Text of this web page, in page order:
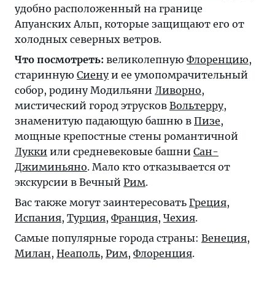
удобно расположенный на границе
Апуанских Альп, которые защищают его от
холодных северных ветров.
Что посмотреть: великолепную Флоренцию,
старинную Сиенуи ее умопомрачительный
собор, родину Модильяни Ливорно,
мистический город этрусков Вольтерру,
знаменитую падающую башню в Пизе,
мощные крепостные стены романтичной
Лукки или средневековые башни Сан-
Джиминьяно. Мало кто отказывается от
экскурсии в Вечный Рим.
Вас также могут заинтересовать Греция,
Испания, Турция, Франция, Чехия.
Самые популярные города страны: Венеция,
Милан, Неаполь, Рим, Флоренция.